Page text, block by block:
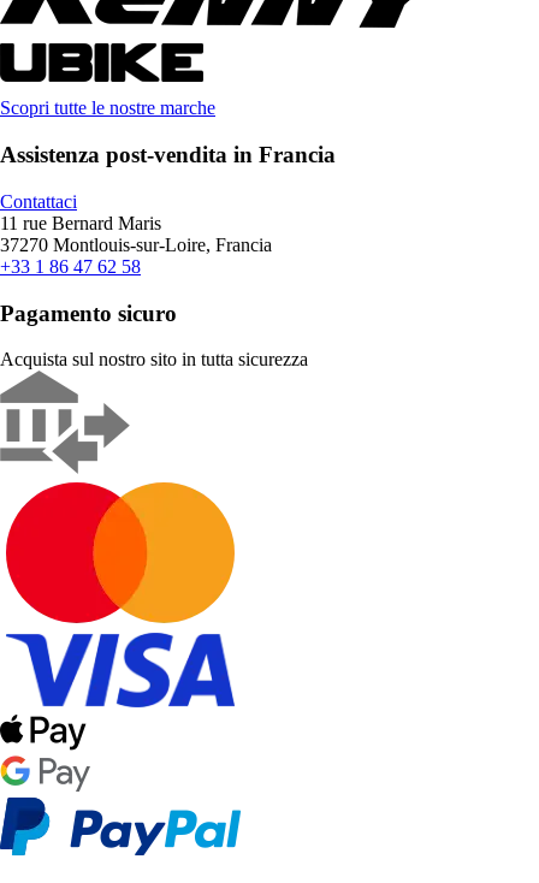
Scopri tutte le nostre marche
Assistenza post-vendita in Francia
Contattaci
11 rue Bernard Maris
37270 Montlouis-sur-Loire, Francia
+33 1 86 47 62 58
Pagamento sicuro
Acquista sul nostro sito in tutta sicurezza